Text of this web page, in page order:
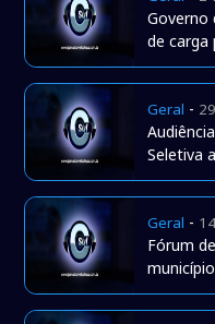
Governo
de carga
Geral -
Seletiva
Geral -
Fórum